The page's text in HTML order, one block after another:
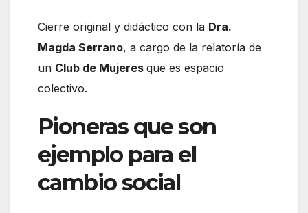
Cierre original y didáctico con la Dra.
Magda Serrano, a cargo de la relatoría de
un Club de Mujeres que es espacio
colectivo.
Pioneras que son
ejemplo para el
cambio social